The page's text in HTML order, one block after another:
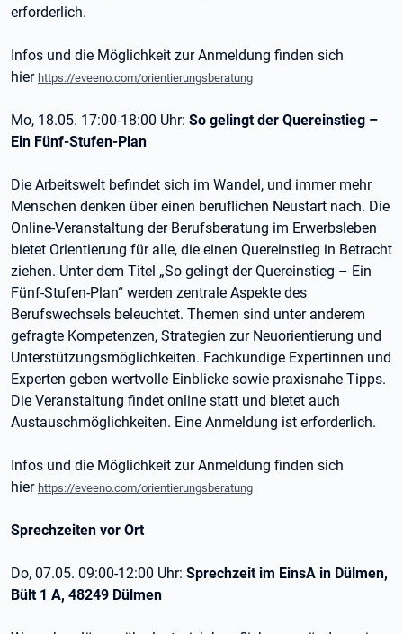
erforderlich.
Infos und die Möglichkeit zur Anmeldung finden sich
hier https://eveeno.com/orientierungsberatung
Mo, 18.05. 17:00-18:00 Uhr: So gelingt der Quereinstieg –
Ein Fünf-Stufen-Plan
Die Arbeitswelt befindet sich im Wandel, und immer mehr
Menschen denken über einen beruflichen Neustart nach. Die
Online-Veranstaltung der Berufsberatung im Erwerbsleben
bietet Orientierung für alle, die einen Quereinstieg in Betracht
ziehen. Unter dem Titel „So gelingt der Quereinstieg – Ein
Fünf-Stufen-Plan“ werden zentrale Aspekte des
Berufswechsels beleuchtet. Themen sind unter anderem
gefragte Kompetenzen, Strategien zur Neuorientierung und
Unterstützungsmöglichkeiten. Fachkundige Expertinnen und
Experten geben wertvolle Einblicke sowie praxisnahe Tipps.
Die Veranstaltung findet online statt und bietet auch
Austauschmöglichkeiten. Eine Anmeldung ist erforderlich.
Infos und die Möglichkeit zur Anmeldung finden sich
hier https://eveeno.com/orientierungsberatung
Sprechzeiten vor Ort
Do, 07.05. 09:00-12:00 Uhr: Sprechzeit im EinsA in Dülmen,
Bült 1 A, 48249 Dülmen